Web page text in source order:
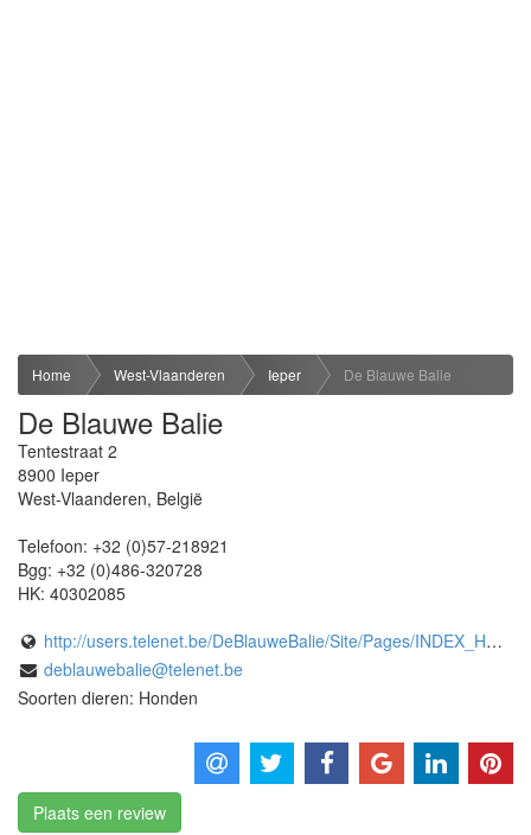
Home West-Vlaanderen Ieper De Blauwe Balie
De Blauwe Balie
Tentestraat 2
8900 Ieper
West-Vlaanderen, België
Telefoon: +32 (0)57-218921
Bgg: +32 (0)486-320728
HK: 40302085
http://users.telenet.be/DeBlauweBalie/Site/Pages/INDEX_HONDENPENSION.htm
deblauwebalie@telenet.be
Soorten dieren: Honden
Plaats een review